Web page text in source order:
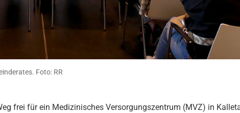
Foto: RR
frei für ein Medizinisches Versorgungszentrum (MVZ) in